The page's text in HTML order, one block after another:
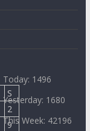
S
2
9
Today: 1496
Yesterday: 1680
This Week: 42196